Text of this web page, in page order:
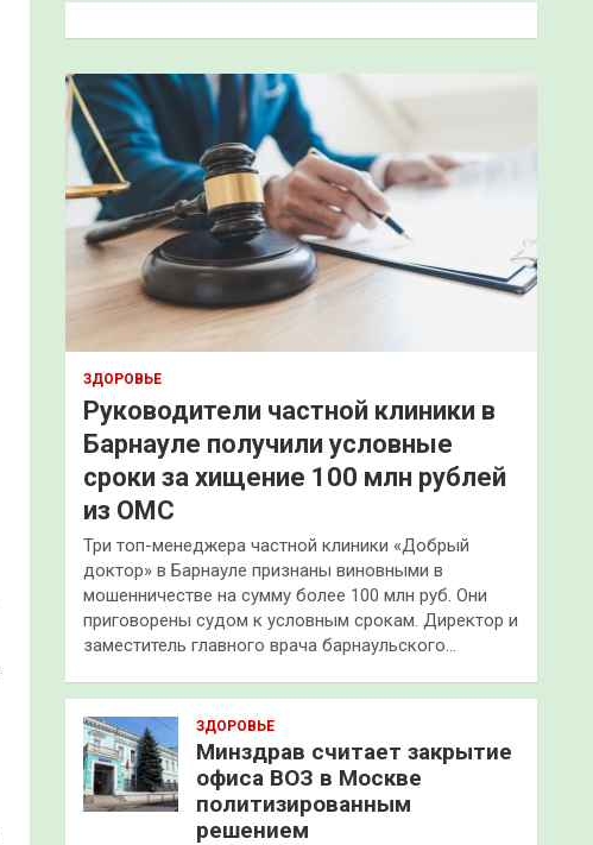
к
ЗДОРОВЬЕ
Руководители частной клиники в
Барнауле получили условные
сроки за хищение 100 млн рублей
из ОМС
Три топ-менеджера частной клиники «Добрый
доктор» в Барнауле признаны виновными в
мошенничестве на сумму более 100 млн руб. Они
приговорены судом к условным срокам. Директор и
заместитель главного врача барнаульского…
ЗДОРОВЬЕ
Минздрав считает закрытие
офиса ВОЗ в Москве
политизированным
решением